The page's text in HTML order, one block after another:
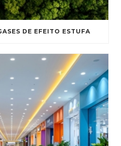
DE EFEITO ESTUFA